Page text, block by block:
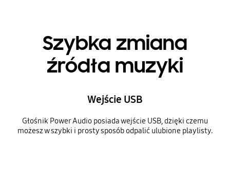
Szybka zmiana
źródła muzyki
Wejście USB
Głośnik Power Audio posiada wejście USB, dzięki czemu
możesz w szybki i prosty sposób odpalić ulubione playlisty.